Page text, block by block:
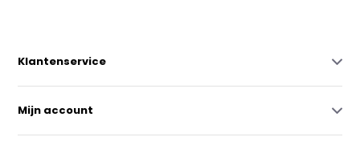
Klantenservice
Mijn account